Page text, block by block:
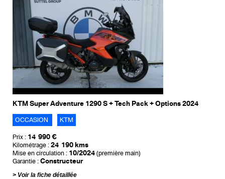
KTM Super Adventure 1290 S + Tech Pack + Options 2024
OCCASION KTM
Prix : 14 990 €
Kilométrage : 24 190 kms
Mise en circulation : 10/2024 (première main)
Garantie : Constructeur
Voir la fiche détaillée